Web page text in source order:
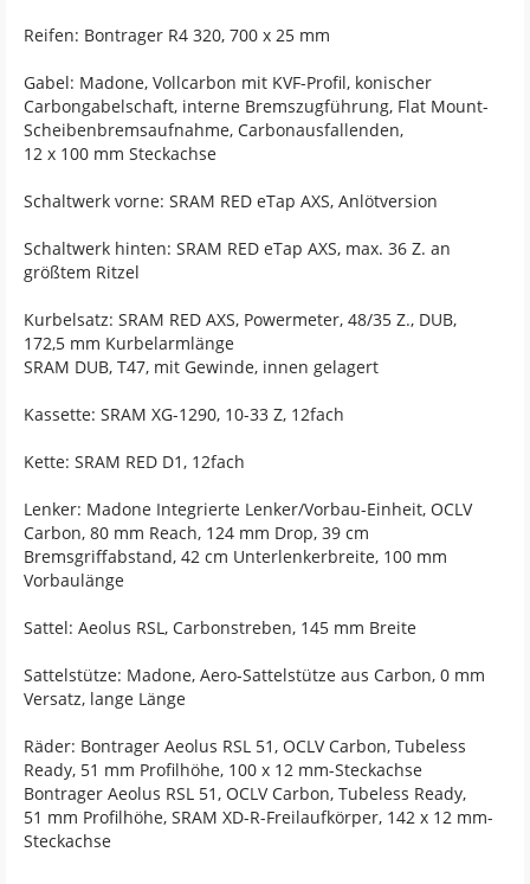
Reifen: Bontrager R4 320, 700 x 25 mm
Gabel: Madone, Vollcarbon mit KVF-Profil, konischer
Carbongabelschaft, interne Bremszugführung, Flat Mount-
Scheibenbremsaufnahme, Carbonausfallenden,
12 x 100 mm Steckachse
Schaltwerk vorne: SRAM RED eTap AXS, Anlötversion
Schaltwerk hinten: SRAM RED eTap AXS, max. 36 Z. an
größtem Ritzel
Kurbelsatz: SRAM RED AXS, Powermeter, 48/35 Z., DUB,
172,5 mm Kurbelarmlänge
SRAM DUB, T47, mit Gewinde, innen gelagert
Kassette: SRAM XG-1290, 10-33 Z, 12fach
Kette: SRAM RED D1, 12fach
Lenker: Madone Integrierte Lenker/Vorbau-Einheit, OCLV
Carbon, 80 mm Reach, 124 mm Drop, 39 cm
Bremsgriffabstand, 42 cm Unterlenkerbreite, 100 mm
Vorbaulänge
Sattel: Aeolus RSL, Carbonstreben, 145 mm Breite
Sattelstütze: Madone, Aero-Sattelstütze aus Carbon, 0 mm
Versatz, lange Länge
Räder: Bontrager Aeolus RSL 51, OCLV Carbon, Tubeless
Ready, 51 mm Profilhöhe, 100 x 12 mm-Steckachse
Bontrager Aeolus RSL 51, OCLV Carbon, Tubeless Ready,
51 mm Profilhöhe, SRAM XD-R-Freilaufkörper, 142 x 12 mm-
Steckachse